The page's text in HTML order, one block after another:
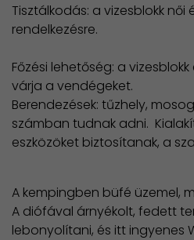
Tisztálkodás: a vizesblokk
rendelkezésre.
Főzési lehetőség: a
várja a vendégeket.
Berendezések: tűzhely,
számban tudnak adni.
eszközöket biztosítanak, a
A kempingben büfé üzemel,
A diófával árnyékolt, fedett
lebonyolítani, és itt ingyenes